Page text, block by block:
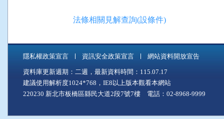
法條相關見解查詢(設條件)
隱私權政策宣言 資訊安全政策宣言 網站資料開放宣告
資料庫更新週期：二週，最新資料時間：115.07.17
建議使用解析度1024*768，IE8以上版本觀看本網站
220230 新北市板橋區縣民大道2段7號7樓 電話：02-8968-9999